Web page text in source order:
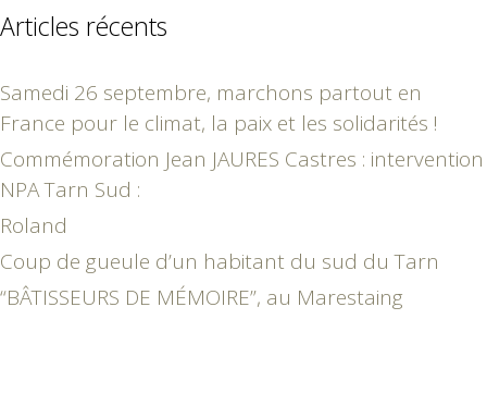
Articles récents
Samedi 26 septembre, marchons partout en
France pour le climat, la paix et les solidarités !
Commémoration Jean JAURES Castres : intervention
NPA Tarn Sud :
Roland
Coup de gueule d’un habitant du sud du Tarn
“BÂTISSEURS DE MÉMOIRE”, au Marestaing